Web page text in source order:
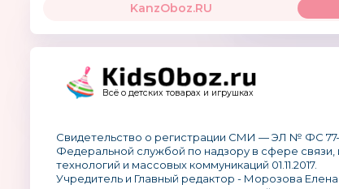
KanzOboz.RU
Всё о детских товарах и игрушках
Свидетельство о регистрации СМИ — ЭЛ № ФС
Федеральной службой по надзору в сфере
технологий и массовых коммуникаций 01.11.2017.
Учредитель и Главный редактор - Морозова